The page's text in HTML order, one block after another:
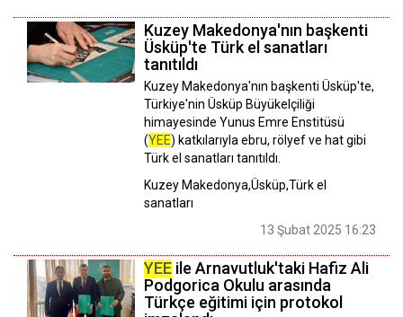
Kuzey Makedonya'nın başkenti
Üsküp'te Türk el sanatları
tanıtıldı
Kuzey Makedonya'nın başkenti Üsküp'te,
Türkiye'nin Üsküp Büyükelçiliği
himayesinde Yunus Emre Enstitüsü
(YEE) katkılarıyla ebru, rölyef ve hat gibi
Türk el sanatları tanıtıldı.
Kuzey Makedonya,Üsküp,Türk el
sanatları
13 Şubat 2025 16:23
YEE ile Arnavutluk'taki Hafiz Ali
Podgorica Okulu arasında
Türkçe eğitimi için protokol